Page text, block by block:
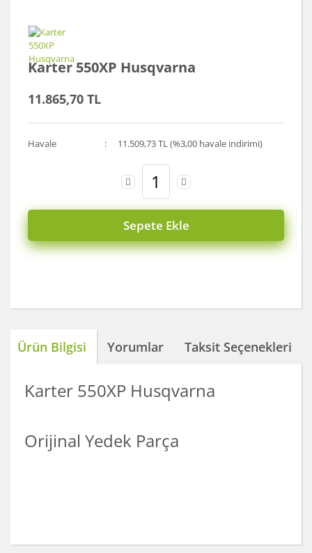
Karter 550XP Husqvarna
11.865,70 TL
Havale 11.509,73 TL (%3,00 havale indirimi)
Sepete Ekle
Ürün Bilgisi Yorumlar Taksit Seçenekleri
Karter 550XP Husqvarna
Orijinal Yedek Parça